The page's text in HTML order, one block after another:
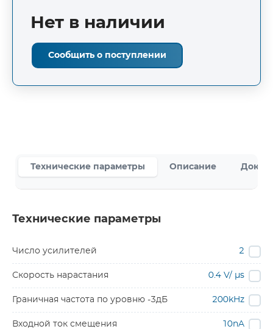
Нет в наличии
Сообщить о поступлении
Технические параметры Описание
Технические параметры
Число усилителей 2
Скорость нарастания 0.4 V/ µs
Граничная частота по уровню -3дБ 200kHz
Входной ток смещения 10nA